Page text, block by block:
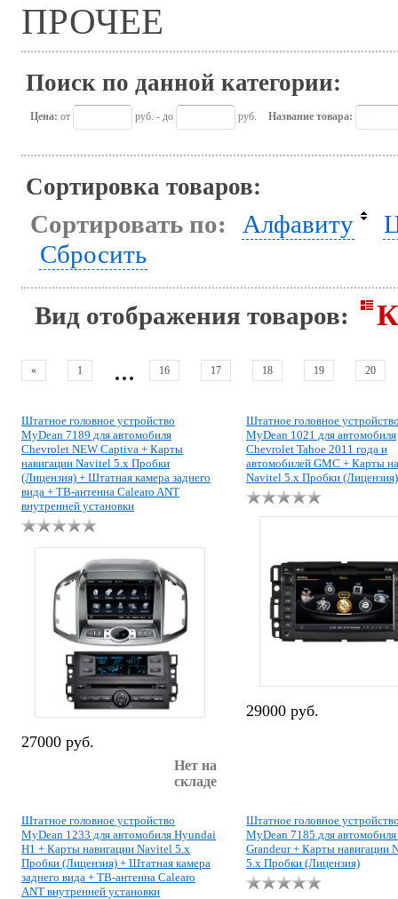
ПРОЧЕЕ
Поиск по данной категории:
Цена: от руб. - до руб. Название товара:
Сортировка товаров:
Сортировать по: Алфавиту
Сбросить
Вид отображения товаров:
« 1 ... 16 17 18 19 20
Штатное головное устройство
MyDean 7189 для автомобиля
Chevrolet NEW Captiva + Карты
навигации Navitel 5.x Пробки
(Лицензия) + Штатная камера заднего
вида + ТВ-антенна Calearo ANT
внутренней установки
27000 руб.
Нет на
складе
Штатное головное
MyDean 1021 для автомобиля
Chevrolet Tahoe 2011 года и
автомобилей GMC + Карты
Navitel 5.x Пробки (Лицензия)
29000 руб.
Штатное головное устройство
MyDean 1233 для автомобиля Hyundai
H1 + Карты навигации Navitel 5.x
Пробки (Лицензия) + Штатная камера
заднего вида + ТВ-антенна Calearo
ANT внутренней установки
Штатное головное
MyDean 7185 для
Grandeur + Карты навигации
5.x Пробки (Лицензия)